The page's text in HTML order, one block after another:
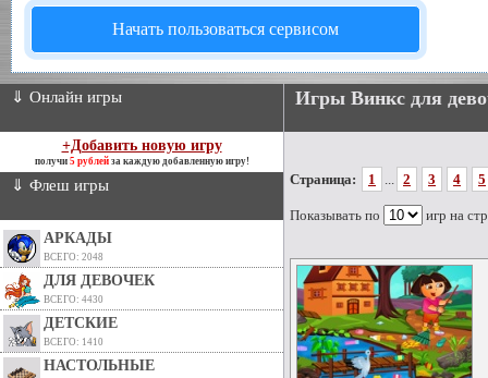
Начать пользоваться сервисом
⇓ Онлайн игры
+Добавить новую игру
получи 5 рублейза каждую добавленную игру!
⇓ Флеш игры
АРКАДЫ
ВСЕГО: 2048
ДЛЯ ДЕВОЧЕК
ВСЕГО: 4430
ДЕТСКИЕ
ВСЕГО: 1410
НАСТОЛЬНЫЕ
Игры Винкс для
Страница: 1 ... 2 3 4 5
Показывать по игр на